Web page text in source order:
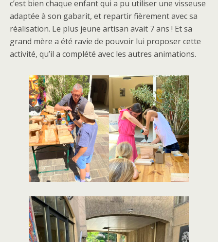
c’est bien chaque enfant qui a pu utiliser une visseuse
adaptée à son gabarit, et repartir fièrement avec sa
réalisation. Le plus jeune artisan avait 7 ans ! Et sa
grand mère a été ravie de pouvoir lui proposer cette
activité, qu’il a complété avec les autres animations.